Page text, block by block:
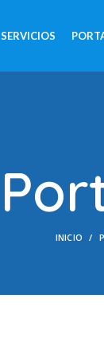
SERVICIOS
INICIO